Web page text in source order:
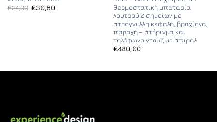
€34,00 Original
price
€30,60Η
θερμοστατική μπαταρία
λουτρού 2 σημείων με
στρόγγυλλη κεφαλή, βραχίονα,
παροχή – στήριγμα και
τηλέφωνο ντουζ με σπιράλ
€480,00